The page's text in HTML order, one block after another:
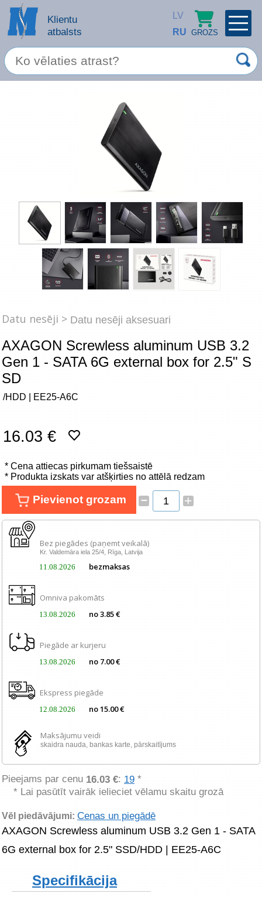
Klientu
atbalsts
LV
RU GROZS
Atcerēties
Aizmirsāt paroli?
Servisa pakalpojumi
Datoru piederumi
Biroja preces
Tīkla produkti
TV, Foto un elektronika
Autopreces
Datu nesēji > Datu nesēji aksesuari
AXAGON Screwless aluminum USB 3.2
Gen 1 - SATA 6G external box for 2.5" S
SD
/HDD | EE25-A6C
16.03 €
* Cena attiecas pirkumam tiešsaistē
* Produkta izskats var atšķirties no attēlā redzam
Pievienot grozam – +
Bez piegādes (paņemt veikalā)
Kr. Valdemāra iela 25/4, Rīga, Latvija
11.08.2026 bezmaksas
Omniva pakomāts
13.08.2026 no 3.85 €
Piegāde ar kurjeru
13.08.2026 no 7.00 €
Ekspress piegāde
12.08.2026 no 15.00 €
Maksājumu veidi
skaidra nauda, ​​bankas karte, pārskaitījums
Pieejams par cenu 16.03 €: 19 *
* Lai pasūtīt vairāk ielieciet vēlamu skaitu grozā
Vēl piedāvājumi: Cenas un piegādē
AXAGON Screwless aluminum USB 3.2 Gen 1 - SATA
6G external box for 2.5" SSD/HDD | EE25-A6C
Specifikācija